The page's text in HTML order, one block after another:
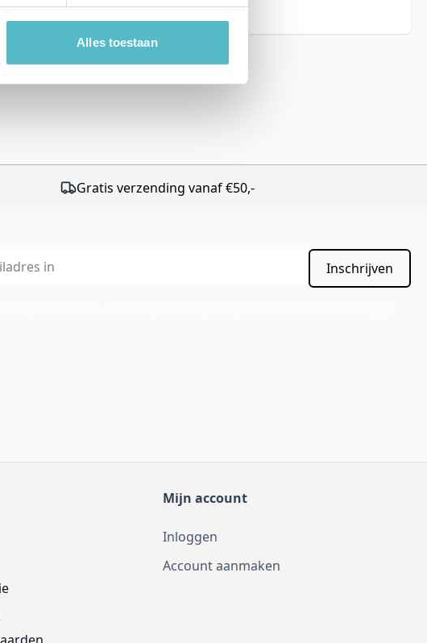
Alles toestaan
Gratis verzending vanaf €50,-
Inschrijven
Mijn account
Inloggen
Account aanmaken